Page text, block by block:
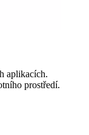
aplikacích.
prostředí.